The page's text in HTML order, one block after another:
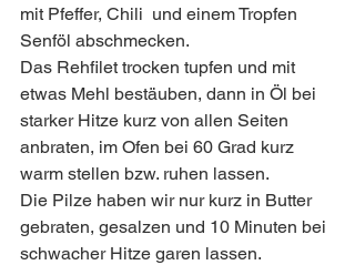
mit Pfeffer, Chili  und einem Tropfen
Senföl abschmecken.
Das Rehfilet trocken tupfen und mit
etwas Mehl bestäuben, dann in Öl bei
starker Hitze kurz von allen Seiten
anbraten, im Ofen bei 60 Grad kurz
warm stellen bzw. ruhen lassen.
Die Pilze haben wir nur kurz in Butter
gebraten, gesalzen und 10 Minuten bei
schwacher Hitze garen lassen.